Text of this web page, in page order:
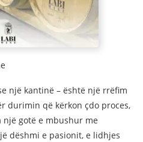
një kantinë – është një rrëfim
durimin që kërkon çdo proces,
gotë e mbushur me
dëshmi e pasionit, e lidhjes